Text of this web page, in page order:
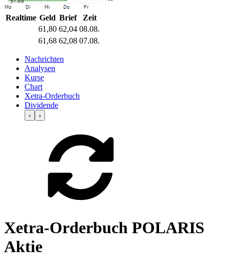
Realtime Geld Brief
Zeit
61,80 62,04 08.08.
61,68 62,08 07.08.
Nachrichten
Analysen
Kurse
Chart
Xetra-Orderbuch
Dividende
‹ ›
Xetra-Orderbuch POLARIS
Aktie